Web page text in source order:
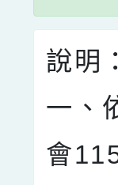
說明
一、
會